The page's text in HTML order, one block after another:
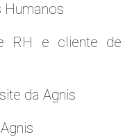
Humanos
RH e cliente de
da Agnis